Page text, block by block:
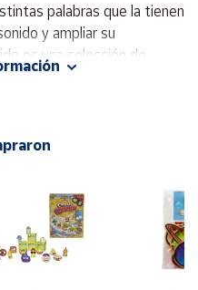
palabras que la tienen
y ampliar su
es una colección de
acompañar al niño/a en
de 3 años. Contiene